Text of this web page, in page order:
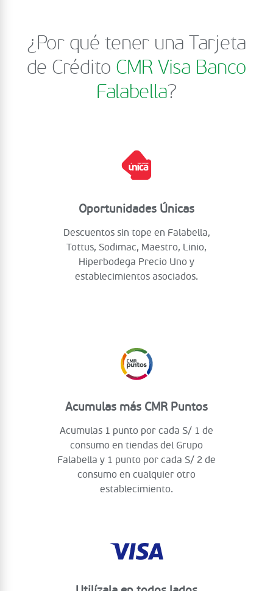
¿Por qué tener una Tarjeta
de Crédito CMR Visa Banco
Falabella?
Oportunidades Únicas
Descuentos sin tope en Falabella,
Tottus, Sodimac, Maestro, Linio,
Hiperbodega Precio Uno y
establecimientos asociados.
Acumulas más CMR Puntos
Acumulas 1 punto por cada S/ 1 de
consumo en tiendas del Grupo
Falabella y 1 punto por cada S/ 2 de
consumo en cualquier otro
establecimiento.